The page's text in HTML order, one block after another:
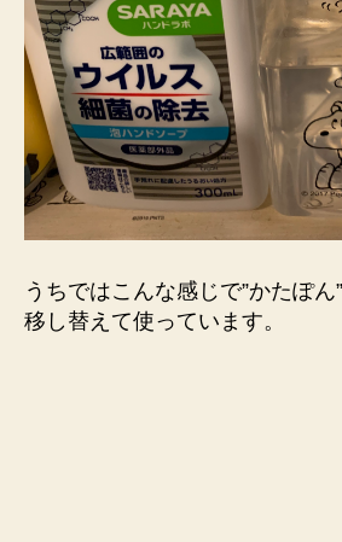
うちではこんな感じで”かたぽ
移し替えて使っています。